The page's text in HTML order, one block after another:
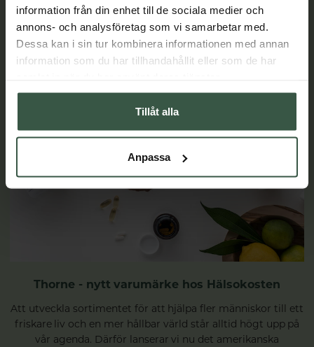
information från din enhet till de sociala medier och
annons- och analysföretag som vi samarbetar med.
Dessa kan i sin tur kombinera informationen med annan
information som du har tillhandahållit eller som de har
Tillåt alla
Anpassa
Lär dig mer
Thorne - nytt varumärke hos Hälsokosten
Att utveckla sortimentet för att hjälpa fler människor till ett
friskare liv och en mer hållbar värld står alltid högt upp på
vår agenda. Därför lanserar vi nu det amerikanska